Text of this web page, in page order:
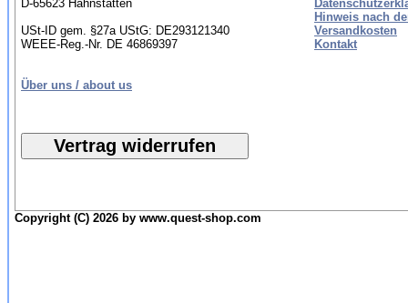
D-65623 Hahnstätten
USt-ID gem. §27a UStG: DE293121340
WEEE-Reg.-Nr. DE 46869397
Über uns / about us
Hinweis nach
Versandkosten
Kontakt
Copyright (C) 2026 by www.quest-shop.com